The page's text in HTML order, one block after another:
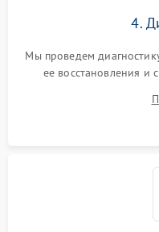
4.
Мы проведем
ее восстановления и